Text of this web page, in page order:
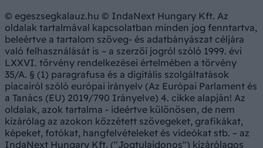
© egeszsegkalauz.hu © IndaNext Hungary Kft. Az
oldalak tartalmával kapcsolatban minden jog fenntartva,
beleértve a tartalom szöveg- és adatbányászat céljára
való felhasználását is – a szerzői jogról szóló 1999. évi
LXXVI. törvény rendelkezései értelmében a törvény
35/A. § (1) paragrafusa és a digitális szolgáltatások
piacairól szóló európai irányelv (Az Európai Parlament és
a Tanács (EU) 2019/790 Irányelve) 4. cikke alapján! Az
oldalak, azok tartalma - ideértve különösen, de nem
kizárólag az azokon közzétett szövegeket, grafikákat,
képeket, fotókat, hangfelvételeket és videókat stb. – az
IndaNext Hungary Kft. ("Jogtulajdonos") kizárólagos